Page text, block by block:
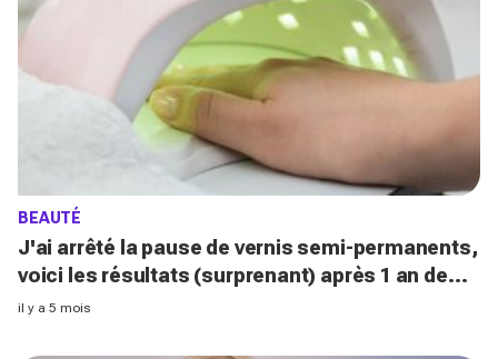
BEAUTÉ
J'ai arrêté la pause de vernis semi-permanents,
voici les résultats (surprenant) après 1 an de
test
il y a 5 mois